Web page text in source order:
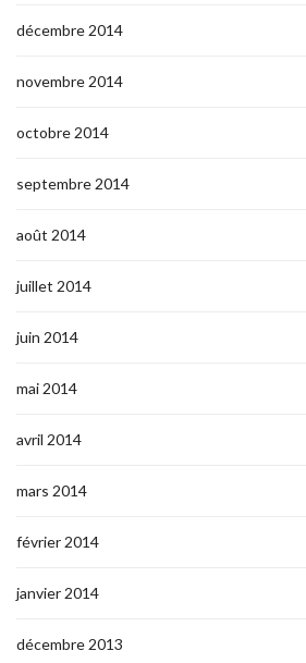
décembre 2014
novembre 2014
octobre 2014
septembre 2014
août 2014
juillet 2014
juin 2014
mai 2014
avril 2014
mars 2014
février 2014
janvier 2014
décembre 2013